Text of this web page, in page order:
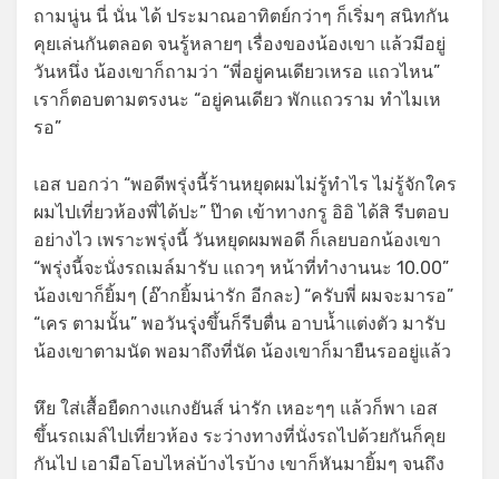
ถามนู่น นี่ นั่น ได้ ประมาณอาทิตย์กว่าๆ ก็เริ่มๆ สนิทกัน
คุยเล่นกันตลอด จนรู้หลายๆ เรื่องของน้องเขา แล้วมีอยู่
วันหนึ่ง น้องเขาก็ถามว่า “พี่อยู่คนเดียวเหรอ แถวไหน”
เราก็ตอบตามตรงนะ “อยู่คนเดียว พักแถวราม ทำไมเห
รอ”
เอส บอกว่า “พอดีพรุ่งนี้ร้านหยุดผมไม่รู้ทำไร ไม่รู้จักใคร
ผมไปเที่ยวห้องพี่ได้ปะ” ป๊าด เข้าทางกรู อิอิ ได้สิ รีบตอบ
อย่างไว เพราะพรุ่งนี้ วันหยุดผมพอดี ก็เลยบอกน้องเขา
“พรุ่งนี้จะนั่งรถเมล์มารับ แถวๆ หน้าที่ทำงานนะ 10.00”
น้องเขาก็ยิ้มๆ (อ๊ากยิ้มน่ารัก อีกละ) “ครับพี่ ผมจะมารอ”
“เคร ตามนั้น” พอวันรุุ่งขึ้นก็รีบตื่น อาบน้ำแต่งตัว มารับ
น้องเขาตามนัด พอมาถึงที่นัด น้องเขาก็มายืนรออยู่แล้ว
หึย ใส่เสื้อยืดกางแกงยันส์ น่ารัก เหอะๆๆ แล้วก็พา เอส
ขึ้นรถเมล์ไปเที่ยวห้อง ระว่างทางที่นั่งรถไปด้วยกันก็คุย
กันไป เอามือโอบไหล่บ้างไรบ้าง เขาก็หันมายิ้มๆ จนถึง